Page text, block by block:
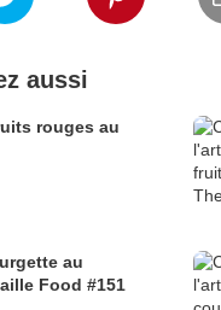
aussi
rouges au
au
Food #151